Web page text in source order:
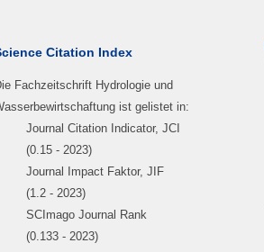
Citation Index
Fachzeitschrift Hydrologie und
ist gelistet in:
Journal Citation Indicator, JCI
(0.15 - 2023)
Journal Impact Faktor, JIF
(1.2 - 2023)
SCImago Journal Rank
(0.133 - 2023)